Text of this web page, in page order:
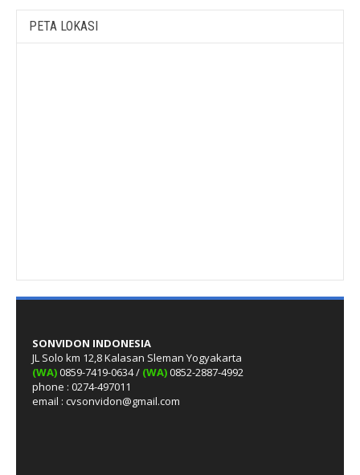
PETA LOKASI
SONVIDON INDONESIA
JL Solo km 12,8 Kalasan Sleman Yogyakarta
(WA)0859-7419-0634 / (WA)0852-2887-4992
phone : 0274-497011
email : cvsonvidon@gmail.com